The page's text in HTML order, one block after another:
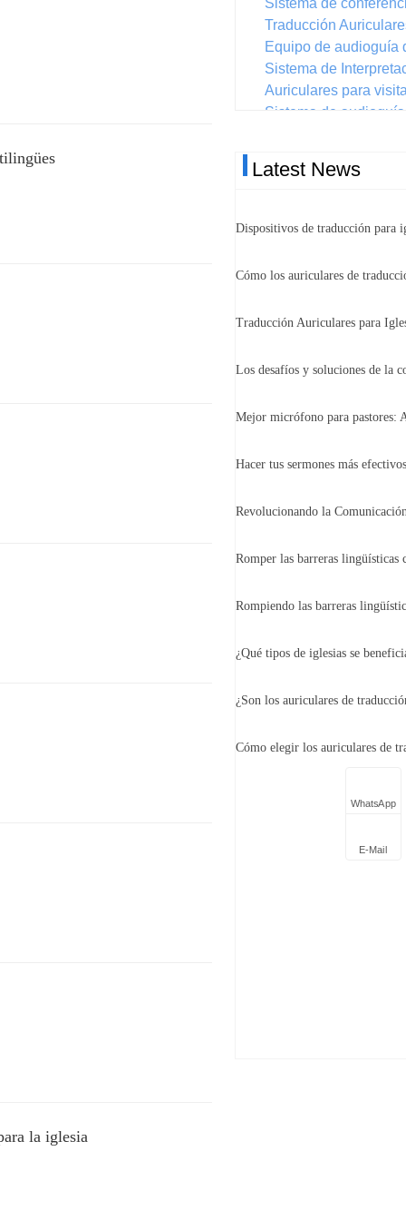
la iglesia
Dispositivos de traducción para
Latest News
Sistema de
Traducción
Equipo de audioguía
Sistema de
Auriculares para
Sistema de
WhatsApp
E-Mail